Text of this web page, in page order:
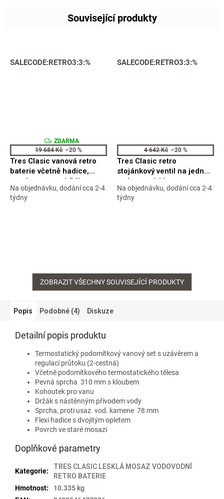
Související produkty
SALECODE:RETRO3:3:%
Z
D
A
R
M
A
ZDARMA
19 684 Kč –20 %
Tres Clasic vanová retro
baterie včetně hadice,
sprchy a retro držáku
zestárlá mosaz
24217601LV
Průměrné
hodnocení
Na objednávku, dodání cca 2-4
týdny
SALECODE:RETRO3:3:%
4 642 Kč –20 %
Tres Clasic retro
stojánkový ventil na jednu
vodu zestárlá mosaz
24230601LV
Průměrné
hodnocení
Na objednávku, dodání cca 2-4
týdny
ZOBRAZIT VŠECHNY SOUVISEJÍCÍ PRODUKTY
Popis Podobné (4) Diskuze
Detailní popis produktu
Termostatický podomítkový vanový set s uzávěrem a
regulací průtoku (2-cestná)
Včetně podomítkového termostatického tělesa
Pevná sprcha 310 mm s kloubem
Kohoutek pro vanu
Držák s nástěnným přívodem vody
Sprcha, proti usaz. vod. kamene 78 mm
Flexi hadice s dvojitým opletem
Povrch ve staré mosazi
Doplňkové parametry
Kategorie:
TRES CLASIC LESKLÁ MOSAZ VODOVODNÍ
RETRO BATERIE
Hmotnost:
10.335 kg